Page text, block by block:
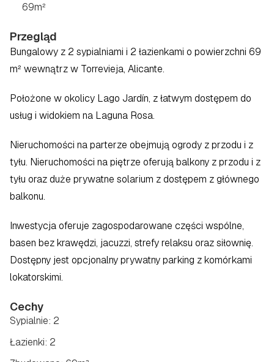
69m²
Przegląd
Bungalowy z 2 sypialniami i 2 łazienkami o powierzchni 69
m² wewnątrz w Torrevieja, Alicante.
Położone w okolicy Lago Jardín, z łatwym dostępem do
usług i widokiem na Laguna Rosa.
Nieruchomości na parterze obejmują ogrody z przodu i z
tyłu. Nieruchomości na piętrze oferują balkony z przodu i z
tyłu oraz duże prywatne solarium z dostępem z głównego
balkonu.
Inwestycja oferuje zagospodarowane części wspólne,
basen bez krawędzi, jacuzzi, strefy relaksu oraz siłownię.
Dostępny jest opcjonalny prywatny parking z komórkami
lokatorskimi.
Cechy
Łazienki: 2
Sypialnie: 2